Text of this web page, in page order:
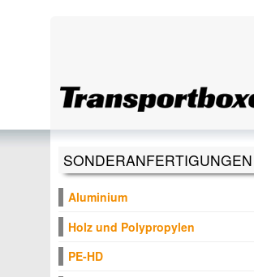
SONDERANFERTIGUNGEN
Aluminium
Holz und Polypropylen
PE-HD